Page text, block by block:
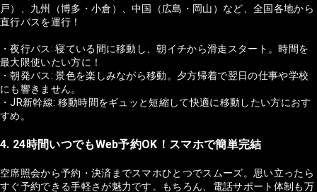
戸）、九州（博多・小倉）、中国（広島・岡山）など、全国各地から
直行バスを運行！
・夜行バス: 寝ている間に移動し、朝イチから滑走スタート。時間を
最大限使いたい方に！
・朝発バス: 景色を楽しみながら移動。夕方帰着で翌日の仕事や学校
にも響きません。
・JR新幹線: 移動時間をギュッと短縮して快適に移動したい方におす
すめ。
4. 24時間いつでもWeb予約OK！スマホで簡単完結
空席照会から予約・決済までスマホひとつでスムーズ。思い立ったら
すぐ予約できる手軽さが魅力です。もちろん、電話サポート体制も万